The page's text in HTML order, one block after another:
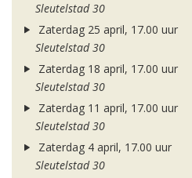
Sleutelstad 30
Zaterdag 25 april, 17.00 uur
Sleutelstad 30
Zaterdag 18 april, 17.00 uur
Sleutelstad 30
Zaterdag 11 april, 17.00 uur
Sleutelstad 30
Zaterdag 4 april, 17.00 uur
Sleutelstad 30